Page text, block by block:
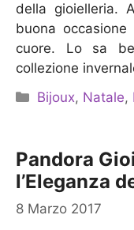
della gioielleria.
buona
cuore. Lo sa
collezione
Categorie
Bijoux, Natale,
Pandora
l’Eleganza
8 Marzo 2017